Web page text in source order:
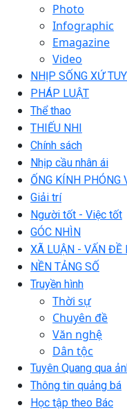
Photo
Infographic
Emagazine
Video
NHỊP SỐNG XỨ
PHÁP LUẬT
Thể thao
THIẾU NHI
Chính sách
Nhịp cầu nhân ái
ỐNG KÍNH PHÓNG
Giải trí
Người tốt - Việc tốt
GÓC NHÌN
XÃ LUẬN - VẤN ĐỀ
NỀN TẢNG SỐ
Truyền hình
Thời sự
Chuyên đề
Văn nghệ
Dân tộc
Tuyên Quang qua
Thông tin quảng bá
Học tập theo Bác